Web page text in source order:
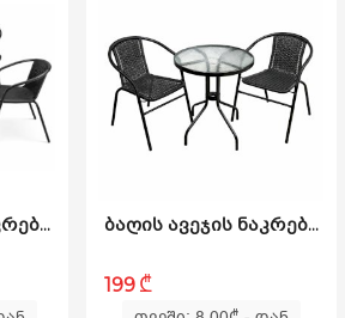
ᲑᲐᲦᲘᲡ ᲐᲕᲔᲯᲘᲡ ᲜᲐᲙᲠᲔᲑᲘ - BLOG RATTAN M ᲨᲐᲕᲘ ᲑᲐᲦᲘᲡ ᲐᲕᲔᲯᲘᲡ ᲜᲐᲙᲠᲔᲑᲘ - BLOG RATTAN S ᲨᲐᲕᲘ
199 ₾